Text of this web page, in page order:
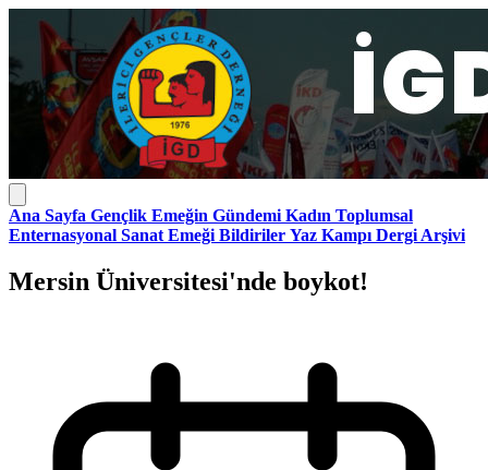
Ana Sayfa Gençlik Emeğin Gündemi Kadın Toplumsal
Enternasyonal Sanat Emeği Bildiriler Yaz Kampı Dergi Arşivi
Mersin Üniversitesi'nde boykot!